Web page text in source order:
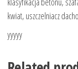
kwiat, uszczelniacz
yyyyy